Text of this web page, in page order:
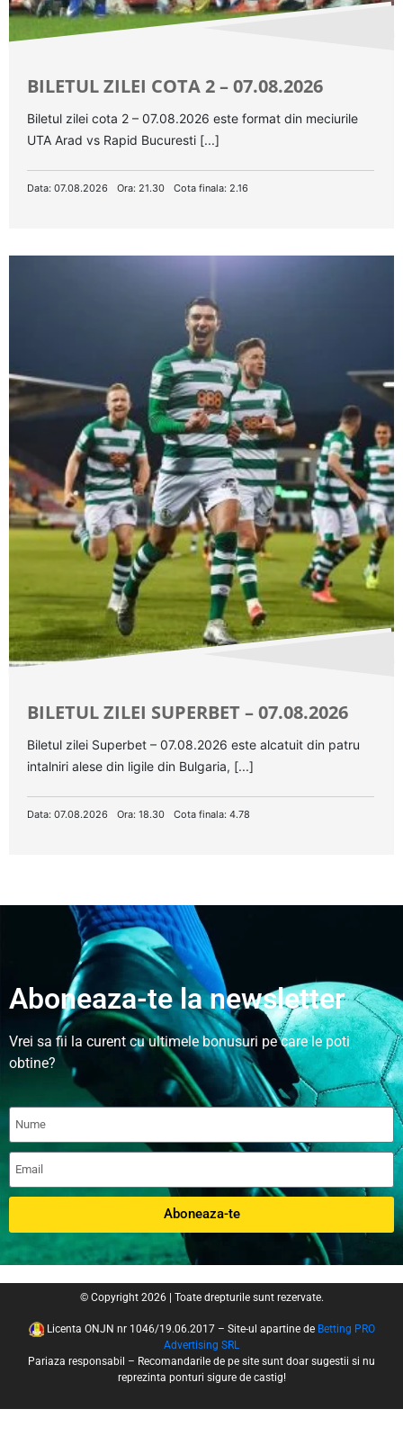
BILETUL ZILEI COTA 2 – 07.08.2026
Biletul zilei cota 2 – 07.08.2026 este format din meciurile
UTA Arad vs Rapid Bucuresti [...]
Data: 07.08.2026 Ora: 21.30 Cota finala: 2.16
BILETUL ZILEI SUPERBET – 07.08.2026
Biletul zilei Superbet – 07.08.2026 este alcatuit din patru
intalniri alese din ligile din Bulgaria, [...]
Data: 07.08.2026 Ora: 18.30 Cota finala: 4.78
Aboneaza-te la newsletter
Vrei sa fii la curent cu ultimele bonusuri pe care le poti
obtine?
Aboneaza-te
© Copyright 2026 | Toate drepturile sunt rezervate.
Licenta ONJN nr 1046/19.06.2017 – Site-ul apartine de Betting PRO
Advertising SRL
Pariaza responsabil – Recomandarile de pe site sunt doar sugestii si nu
reprezinta ponturi sigure de castig!